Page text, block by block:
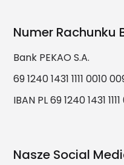
Numer Rachunku
Bank PEKAO S.A.
69 1240 1431 1111 0010
IBAN PL 69 1240 1431
Nasze Social